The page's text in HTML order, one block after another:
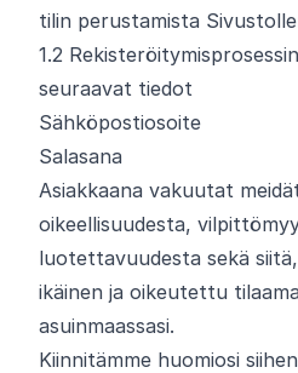
tilin perustamista
1.2
seuraavat tiedot
Sähköpostiosoite
Salasana
Asiakkaana vakuutat
oikeellisuudesta,
luotettavuudesta sekä
ikäinen ja oikeutettu
asuinmaassasi.
Kiinnitämme huomiosi